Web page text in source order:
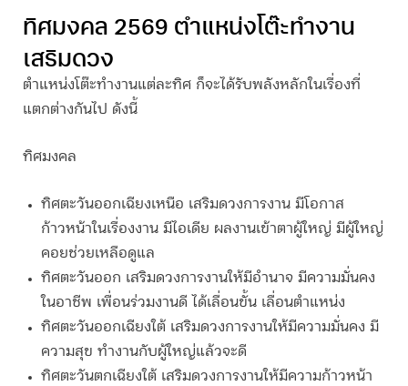
ทิศมงคล 2569 ตำแหน่งโต๊ะทำงาน
เสริมดวง
ตำแหน่งโต๊ะทำงานแต่ละทิศ ก็จะได้รับพลังหลักในเรื่องที่
แตกต่างกันไป ดังนี้
ทิศมงคล
ทิศตะวันออกเฉียงเหนือ เสริมดวงการงาน มีโอกาส
ก้าวหน้าในเรื่องงาน มีไอเดีย ผลงานเข้าตาผู้ใหญ่ มีผู้ใหญ่
คอยช่วยเหลือดูแล
ทิศตะวันออก เสริมดวงการงานให้มีอำนาจ มีความมั่นคง
ในอาชีพ เพื่อนร่วมงานดี ได้เลื่อนขั้น เลื่อนตำแหน่ง
ทิศตะวันออกเฉียงใต้ เสริมดวงการงานให้มีความมั่นคง มี
ความสุข ทำงานกับผู้ใหญ่แล้วจะดี
ทิศตะวันตกเฉียงใต้ เสริมดวงการงานให้มีความก้าวหน้า